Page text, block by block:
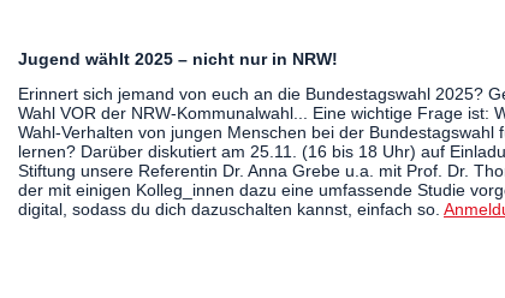
Jugend wählt 2025 – nicht nur in NRW!
Erinnert sich jemand von euch an die Bundestagswahl 2025?
Wahl VOR der NRW-Kommunalwahl... Eine wichtige Frage ist:
Wahl-Verhalten von jungen Menschen bei der Bundestagswahl
lernen? Darüber diskutiert am 25.11. (16 bis 18 Uhr) auf
Stiftung unsere Referentin Dr. Anna Grebe u.a. mit Prof. Dr.
der mit einigen Kolleg_innen dazu eine umfassende Studie
digital, sodass du dich dazuschalten kannst, einfach so.